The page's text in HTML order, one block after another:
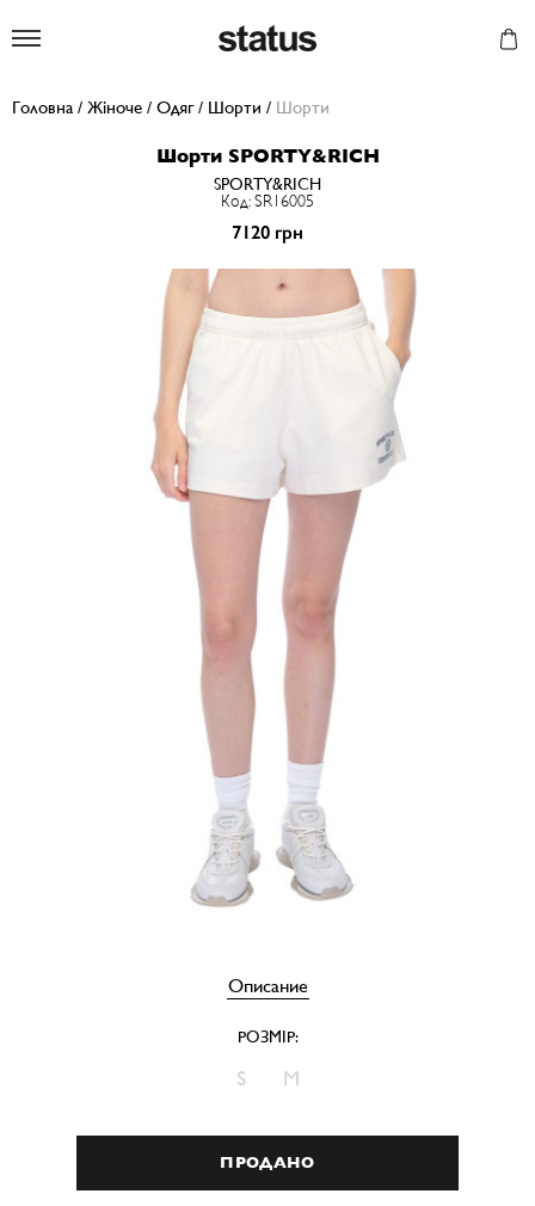
Головна / Жіноче / Одяг/ Шорти / Шорти
Шорти SPORTY&RICH
SPORTY&RICH
Код: SR16005
7120 грн
Описание
РОЗМІР:
S M
ПРОДАНО